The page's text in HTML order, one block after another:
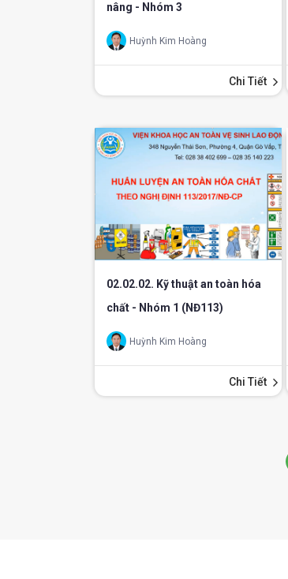
nâng - Nhóm 3
Huỳnh Kim Hoàng
Chi Tiết
02.02.02. Kỹ thuật an toàn hóa
chất - Nhóm 1 (NĐ113)
Huỳnh Kim Hoàng
Chi Tiết